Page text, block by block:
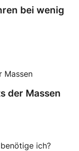
bei wenig
der Massen